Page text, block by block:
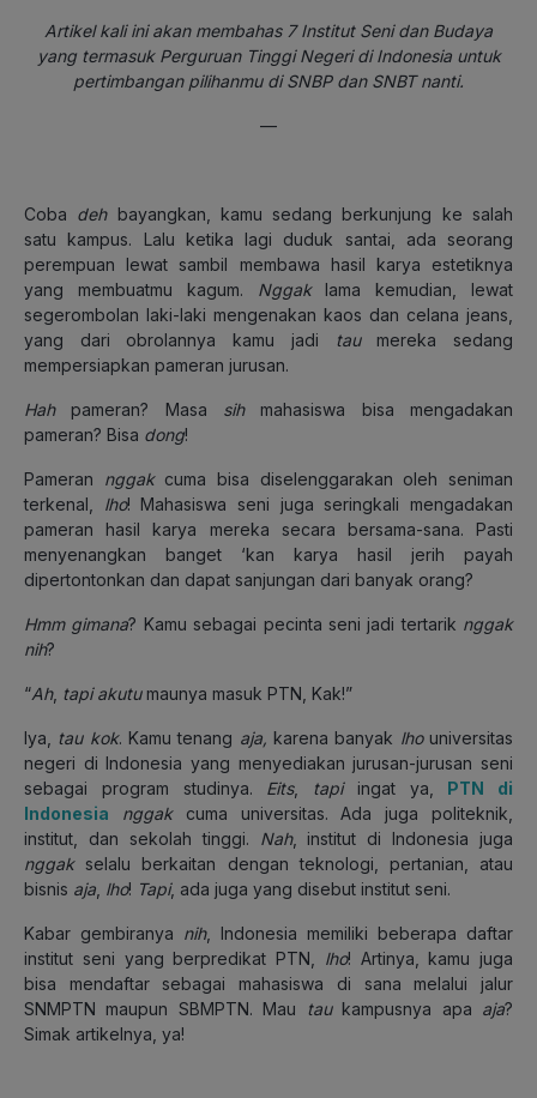
Artikel kali ini akan membahas 7 Institut Seni dan Budaya
yang termasuk Perguruan Tinggi Negeri di Indonesia untuk
pertimbangan pilihanmu di SNBP dan SNBT nanti.
—
Coba dehbayangkan, kamu sedang berkunjung ke salah
satu kampus. Lalu ketika lagi duduk santai, ada seorang
perempuan lewat sambil membawa hasil karya estetiknya
yang membuatmu kagum. Nggak lama kemudian, lewat
segerombolan laki-laki mengenakan kaos dan celana jeans,
yang dari obrolannya kamu jadi taumereka sedang
mempersiapkan pameran jurusan.
Hah pameran? Masa sih mahasiswa bisa mengadakan
pameran? Bisa dong!
Pameran nggakcuma bisa diselenggarakan oleh seniman
terkenal, lho! Mahasiswa seni juga seringkali mengadakan
pameran hasil karya mereka secara bersama-sana. Pasti
menyenangkan banget ‘kan karya hasil jerih payah
dipertontonkan dan dapat sanjungan dari banyak orang?
Hmm gimana? Kamu sebagai pecinta seni jadi tertarik nggak
nih?
“Ah, tapi akutumaunya masuk PTN, Kak!”
Iya, tau kok. Kamu tenang aja, karena banyak lhouniversitas
negeri di Indonesia yang menyediakan jurusan-jurusan seni
sebagai program studinya. Eits, tapiingat ya, PTN di
Indonesia
nggak cuma universitas. Ada juga politeknik,
institut, dan sekolah tinggi. Nah, institut di Indonesia juga
nggakselalu berkaitan dengan teknologi, pertanian, atau
bisnis aja lho! Tapi, ada juga yang disebut institut seni.
Kabar gembiranya nih, Indonesia memiliki beberapa daftar
institut seni yang berpredikat PTN, lho! Artinya, kamu juga
bisa mendaftar sebagai mahasiswa di sana melalui jalur
SNMPTN maupun SBMPTN. Mau tau kampusnya apa aja?
Simak artikelnya, ya!